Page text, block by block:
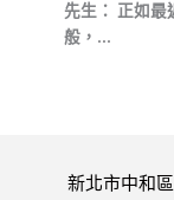
先生： 正如最
般，...
新北市中和